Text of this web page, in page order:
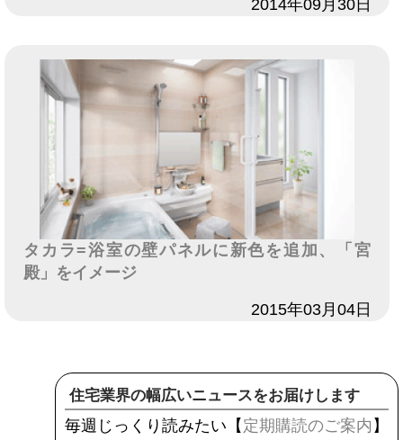
2014年09月30日
タカラ=浴室の壁パネルに新色を追加、「宮
殿」をイメージ
2015年03月04日
住宅業界の幅広いニュースをお届けします
毎週じっくり読みたい【 定期購読のご案内 】